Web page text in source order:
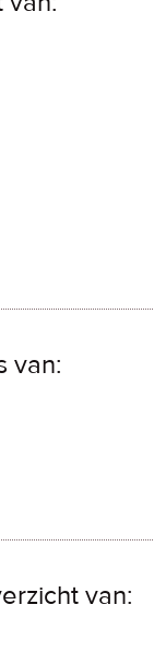
van:
van: